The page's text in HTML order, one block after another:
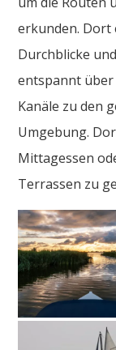
erkunden. Dort
Durchblicke
entspannt über
Kanäle zu den
Umgebung.
Mittagessen
Terrassen zu